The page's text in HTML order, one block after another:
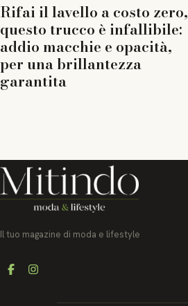
Rifai il lavello a costo zero,
questo trucco è infallibile:
addio macchie e opacità,
per una brillantezza
garantita
Il tuo magazine di moda e lifestyle
FacebookInstagram